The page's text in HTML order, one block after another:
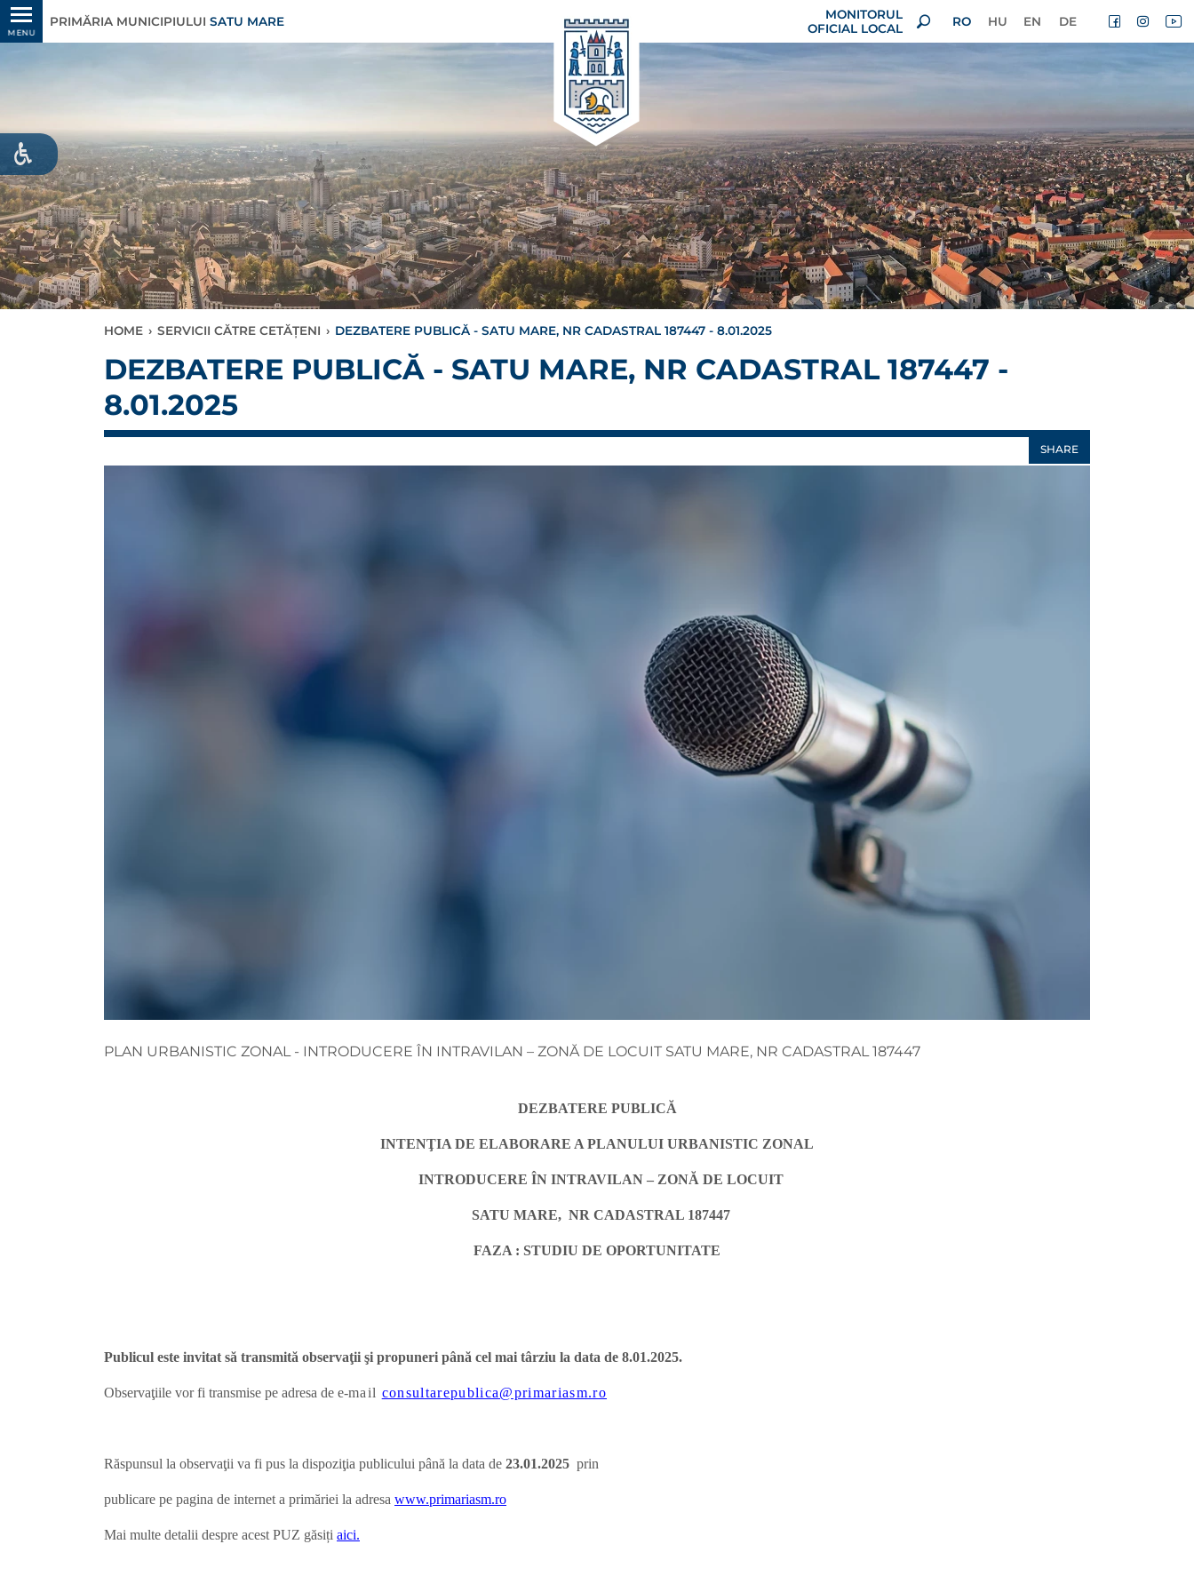
MENU
PRIMĂRIA MUNICIPIULUI SATU MARE
MONITORUL
OFICIAL LOCAL
RO HU EN DE
HOME › SERVICII CĂTRE CETĂȚENI › DEZBATERE PUBLICĂ - SATU MARE, NR CADASTRAL 187447 - 8.01.2025
DEZBATERE PUBLICĂ - SATU MARE, NR CADASTRAL 187447 -
8.01.2025
SHARE
PLAN URBANISTIC ZONAL - INTRODUCERE ÎN INTRAVILAN – ZONĂ DE LOCUIT SATU MARE, NR CADASTRAL 187447
DEZBATERE PUBLICĂ
INTENŢIA DE ELABORARE A PLANULUI URBANISTIC ZONAL
INTRODUCERE ÎN INTRAVILAN – ZONĂ DE LOCUIT
SATU MARE, NR CADASTRAL 187447
FAZA : STUDIU DE OPORTUNITATE
Publicul este invitat să transmită observaţii şi propuneri până cel mai târziu la data de 8.01.2025.
Observaţiile vor fi transmise pe adresa de e-mail consultarepublica@primariasm.ro
Răspunsul la observaţii va fi pus la dispoziţia publicului până la data de 23.01.2025 prin
publicare pe pagina de internet a primăriei la adresa www.primariasm.ro
Mai multe detalii despre acest PUZ găsiți aici.